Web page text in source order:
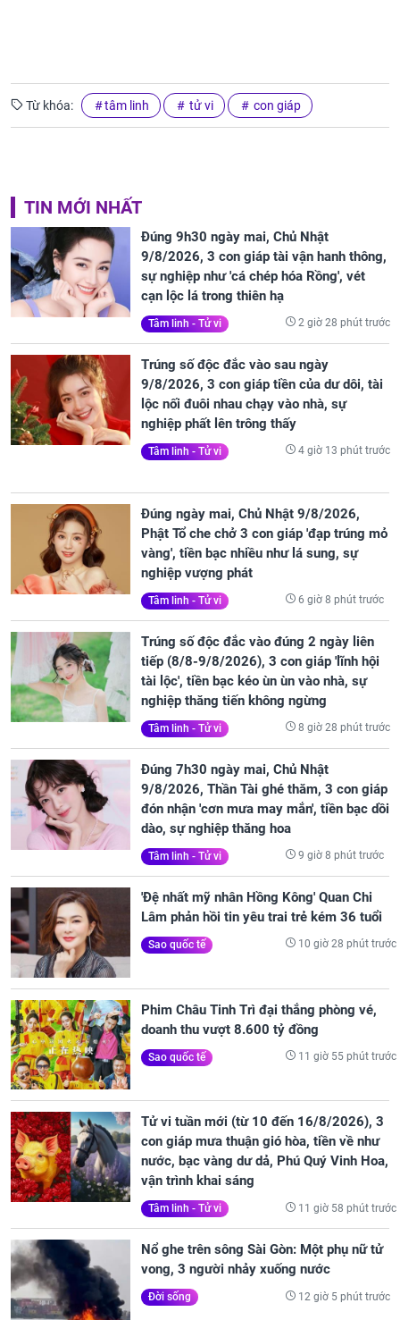
Từ khóa: tâm linh tử vi con giáp
TIN MỚI NHẤT
Đúng 9h30 ngày mai, Chủ Nhật
9/8/2026, 3 con giáp tài vận hanh thông,
sự nghiệp như 'cá chép hóa Rồng', vét
cạn lộc lá trong thiên hạ
Tâm linh - Tử vi 2 giờ 28 phút trước
Trúng số độc đắc vào sau ngày
9/8/2026, 3 con giáp tiền của dư dôi, tài
lộc nối đuôi nhau chạy vào nhà, sự
nghiệp phất lên trông thấy
Tâm linh - Tử vi 4 giờ 13 phút trước
Đúng ngày mai, Chủ Nhật 9/8/2026,
Phật Tổ che chở 3 con giáp 'đạp trúng mỏ
vàng', tiền bạc nhiều như lá sung, sự
nghiệp vượng phát
Tâm linh - Tử vi 6 giờ 8 phút trước
Trúng số độc đắc vào đúng 2 ngày liên
tiếp (8/8-9/8/2026), 3 con giáp 'lĩnh hội
tài lộc', tiền bạc kéo ùn ùn vào nhà, sự
nghiệp thăng tiến không ngừng
Tâm linh - Tử vi 8 giờ 28 phút trước
Đúng 7h30 ngày mai, Chủ Nhật
9/8/2026, Thần Tài ghé thăm, 3 con giáp
đón nhận 'cơn mưa may mắn', tiền bạc dồi
dào, sự nghiệp thăng hoa
Tâm linh - Tử vi 9 giờ 8 phút trước
'Đệ nhất mỹ nhân Hồng Kông' Quan Chi
Lâm phản hồi tin yêu trai trẻ kém 36 tuổi
Sao quốc tế 10 giờ 28 phút trước
Phim Châu Tinh Trì đại thắng phòng vé,
doanh thu vượt 8.600 tỷ đồng
Sao quốc tế 11 giờ 55 phút trước
Tử vi tuần mới (từ 10 đến 16/8/2026), 3
con giáp mưa thuận gió hòa, tiền về như
nước, bạc vàng dư dả, Phú Quý Vinh Hoa,
vận trình khai sáng
Tâm linh - Tử vi 11 giờ 58 phút trước
Nổ ghe trên sông Sài Gòn: Một phụ nữ tử
vong, 3 người nhảy xuống nước
Đời sống 12 giờ 5 phút trước